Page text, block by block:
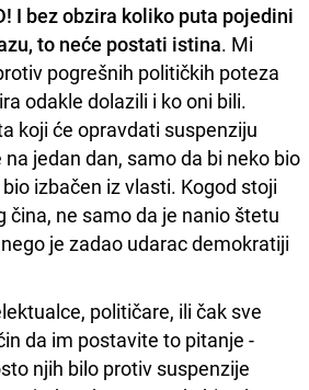
I bez obzira koliko puta pojedini
to neće postati istina. Mi
pogrešnih političkih poteza
odakle dolazili i ko oni bili.
koji će opravdati suspenziju
jedan dan, samo da bi neko bio
izbačen iz vlasti. Kogod stoji
čina, ne samo da je nanio štetu
je zadao udarac demokratiji
političare, ili čak sve
da im postavite to pitanje -
njih bilo protiv suspenzije